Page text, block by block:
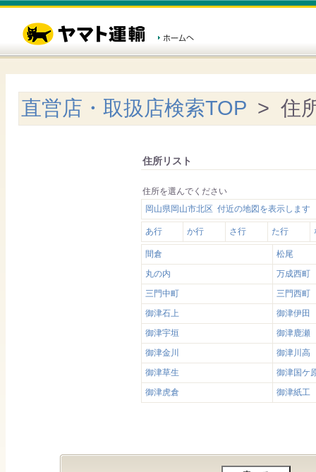
直営店・取扱店検索TOP > 住
住所リスト
住所を選んでください
岡山県岡山市北区 付近の地図を表示します
あ行 か行 さ行 た行
間倉
松尾
丸の内
万成西町
三門中町
三門西町
御津石上
御津伊田
御津宇垣
御津鹿瀬
御津金川
御津川高
御津草生
御津国ケ
御津虎倉
御津紙工